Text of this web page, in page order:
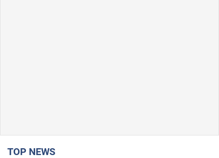
TOP NEWS